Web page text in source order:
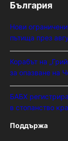
България
Нови
пътища през
Корабът на
за опазване на
БАБХ
в стопанство
Поддържа